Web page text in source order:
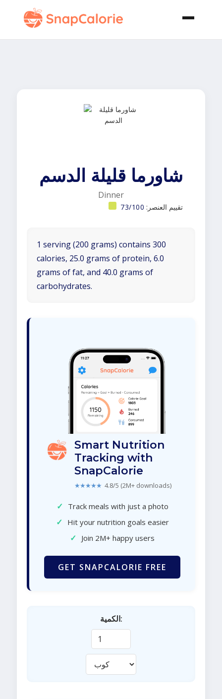
شاورما قليلة الدسم
Dinner
تقييم العنصر: 73/100
1 serving (200 grams) contains 300
calories, 25.0 grams of protein, 6.0
grams of fat, and 40.0 grams of
carbohydrates.
Smart Nutrition
Tracking with
SnapCalorie
★★★★★ 4.8/5 (2M+ downloads)
✓ Track meals with just a photo
✓ Hit your nutrition goals easier
✓ Join 2M+ happy users
GET SNAPCALORIE FREE
الكمية: